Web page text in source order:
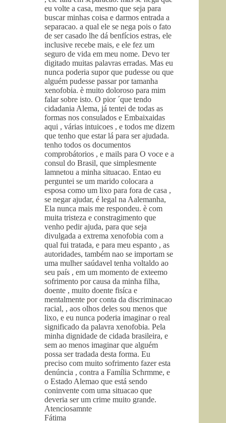
eu volte a casa, mesmo que seja para
buscar minhas coisa e darmos entrada a
separacao. a qual ele se nega pois o fato
de ser casado lhe dá benfícios estras, ele
inclusive recebe mais, e ele fez um
seguro de vida em meu nome. Devo ter
digitado muitas palavras erradas. Mas eu
nunca poderia supor que pudesse ou que
alguém pudesse passar por tamanha
xenofobia. è muito doloroso para mim
falar sobre isto. O pior ´que tendo
cidadania Alema, já tentei de todas as
formas nos consulados e Embaixaidas
aqui , várias intuicoes , e todos me dizem
que tenho que estar lá para ser ajudada.
tenho todos os documentos
comprobátorios , e mails para O voce e a
consul do Brasil, que simplesmente
lamnetou a minha situacao. Entao eu
perguntei se um marido colocara a
esposa como um lixo para fora de casa ,
se negar ajudar, é legal na Aalemanha,
Ela nunca mais me respondeu. è com
muita tristeza e constragimento que
venho pedir ajuda, para que seja
divulgada a extrema xenofobia com a
qual fui tratada, e para meu espanto , as
autoridades, também nao se importam se
uma mulher saúdavel tenha voltaldo ao
seu país , em um momento de exteemo
sofrimento por causa da minha filha,
doente , muito doente fisíca e
mentalmente por conta da discriminacao
racial, , aos olhos deles sou menos que
lixo, e eu nunca poderia imaginar o real
significado da palavra xenofobia. Pela
minha dignidade de cidada brasileira, e
sem ao menos imaginar que alguém
possa ser tradada desta forma. Eu
preciso com muito sofrimento fazer esta
denúncia , contra a Família Schrmme, e
o Estado Alemao que está sendo
coninvente com uma situacao que
deveria ser um crime muito grande.
Atenciosamnte
Fátima